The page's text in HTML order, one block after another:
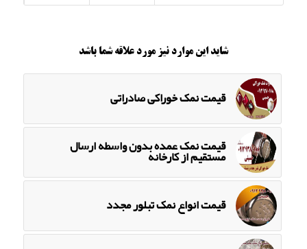
شاید این موارد نیز مورد علاقه شما باشد
قیمت نمک خوراکی صادراتی
قیمت نمک عمده بدون واسطه ارسال
مستقیم از کارخانه
قیمت انواع نمک تبلور مجدد